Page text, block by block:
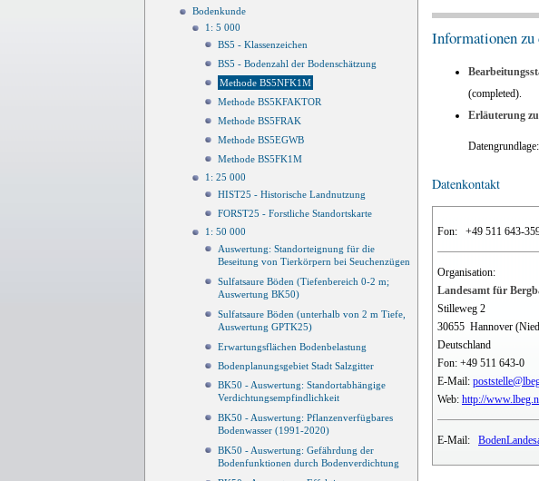
Bodenkunde
1: 5 000
BS5 - Klassenzeichen
BS5 - Bodenzahl der Bodenschätzung
Methode BS5NFK1M
Methode BS5KFAKTOR
Methode BS5FRAK
Methode BS5EGWB
Methode BS5FK1M
1: 25 000
HIST25 - Historische Landnutzung
FORST25 - Forstliche Standortskarte
1: 50 000
Auswertung: Standorteignung für die
Beseitung von Tierkörpern bei Seuchenzügen
Sulfatsaure Böden (Tiefenbereich 0-2 m;
Auswertung BK50)
Sulfatsaure Böden (unterhalb von 2 m Tiefe,
Auswertung GPTK25)
Erwartungsflächen Bodenbelastung
Bodenplanungsgebiet Stadt Salzgitter
BK50 - Auswertung: Standortabhängige
Verdichtungsempfindlichkeit
BK50 - Auswertung: Pflanzenverfügbares
Bodenwasser (1991-2020)
BK50 - Auswertung: Gefährdung der
Bodenfunktionen durch Bodenverdichtung
Informationen zu
(completed).
Erläuterung
Datenkontakt
Fon: +49 511 643-
Organisation:
Landesamt für
Stilleweg 2
30655 Hannover
Deutschland
Fon: +49 511 643-0
E-Mail:
Web: http://
E-Mail: